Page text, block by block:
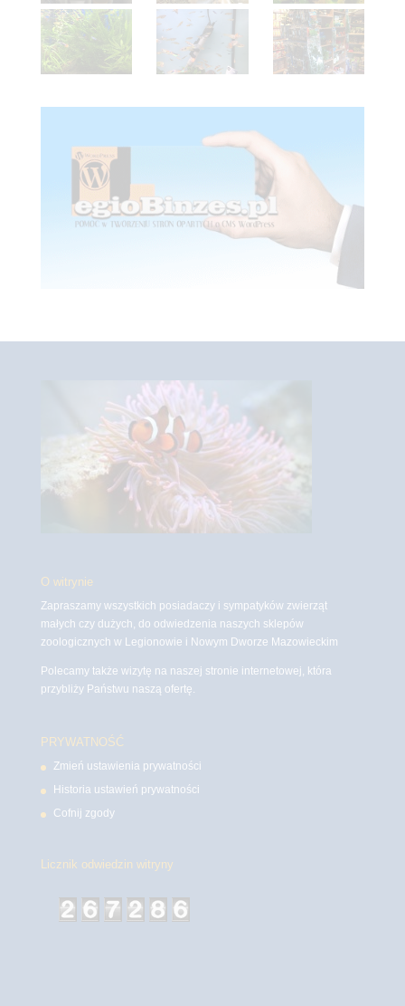
O witrynie
Zapraszamy wszystkich posiadaczy i sympatyków zwierząt
małych czy dużych, do odwiedzenia naszych sklepów
zoologicznych w Legionowie i Nowym Dworze Mazowieckim
Polecamy także wizytę na naszej stronie internetowej, która
przybliży Państwu naszą ofertę.
PRYWATNOŚĆ
Zmień ustawienia prywatności
Historia ustawień prywatności
Cofnij zgody
Licznik odwiedzin witryny